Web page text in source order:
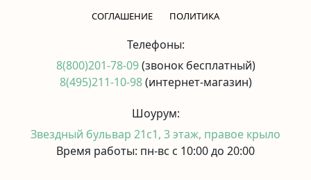
CОГЛАШЕНИЕ
ПОЛИТИКА
Телефоны:
8(800)201-78-09(звонок бесплатный)
8(495)211-10-98(интернет-магазин)
Шоурум:
Звездный бульвар 21с1, 3 этаж, правое крыло
Время работы: пн-вс с 10:00 до 20:00